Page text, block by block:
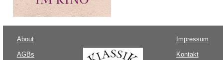
About
AGBs
Impressum
Kontakt